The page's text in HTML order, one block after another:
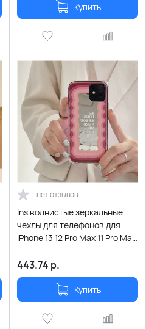
Купить
нет отзывов
Ins волнистые зеркальные
чехлы для телефонов для
IPhone 13 12 Pro Max 11 Pro Max
розовый чехол для девочки
443.74 р.
Купить